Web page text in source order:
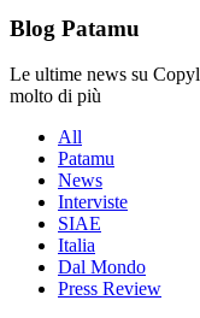
Blog Patamu
Le ultime news su
molto di più
All
Patamu
News
Interviste
SIAE
Italia
Dal Mondo
Press Review